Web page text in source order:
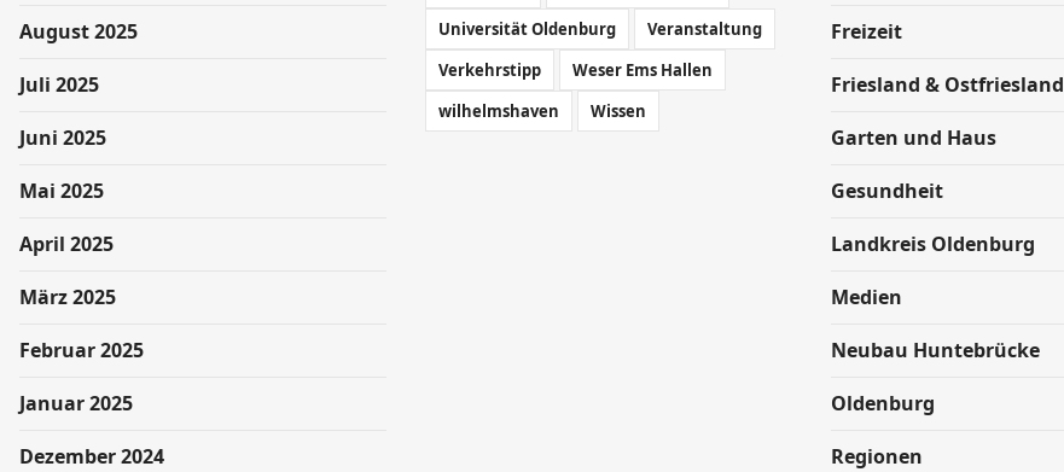
August 2025
Juli 2025
Juni 2025
Mai 2025
April 2025
März 2025
Februar 2025
Januar 2025
Dezember 2024
Universität Oldenburg
Veranstaltung
Verkehrstipp
Weser Ems Hallen
wilhelmshaven
Wissen
Freizeit
Friesland & Ostfriesland
Garten und Haus
Gesundheit
Landkreis Oldenburg
Medien
Neubau Huntebrücke
Oldenburg
Regionen